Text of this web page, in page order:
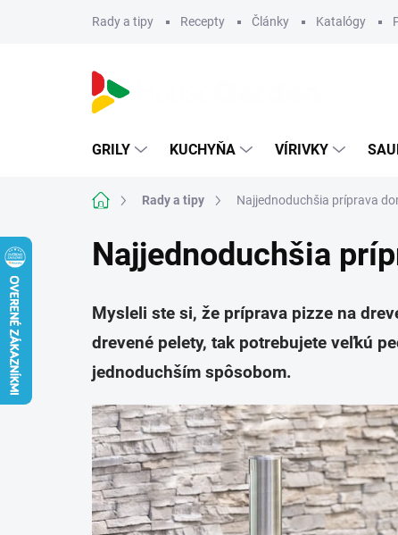
Rady a tipy Recepty Články Katalógy
GRILY KUCHYŇA VÍRIVKY
DomovRady a tipy Najjednoduchšia príprava
Najjednoduchšia
Mysleli ste si, že príprava pizze na
drevené pelety, tak potrebujete veľkú
jednoduchším spôsobom.